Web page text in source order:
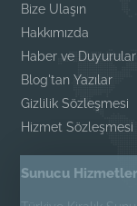
Bize Ulaşın
Hakkımızda
Haber ve Duyurular
Blog'tan Yazılar
Gizlilik Sözleşmesi
Hizmet Sözleşmesi
Sunucu